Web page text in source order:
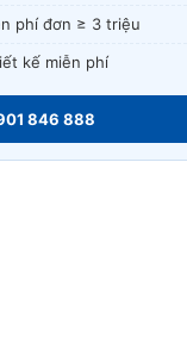
phí đơn ≥ 3 triệu
kế miễn phí
846 888